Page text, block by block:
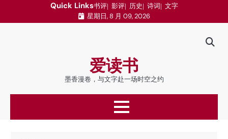
Quick Links书评 影评 历史 诗词 文字
星期日, 8 月 09, 2026
爱读书
墨香漫卷，与文字赴一场时空之约